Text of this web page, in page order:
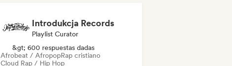
Introdukcja Records
Playlist Curator
&gt; 600 respuestas dadas
Afrobeat / AfropopRap cristiano
Cloud Rap / Hip Hop